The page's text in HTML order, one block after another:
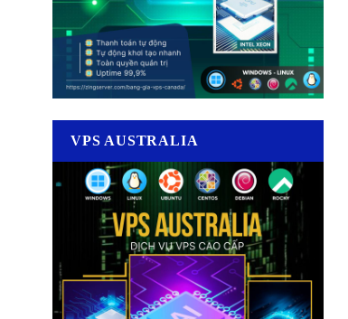
VPS AUSTRALIA